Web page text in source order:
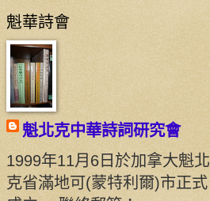
魁華詩會
魁北克中華詩詞研究會
1999年11月6日於加拿大魁北
克省滿地可(蒙特利爾)市正式